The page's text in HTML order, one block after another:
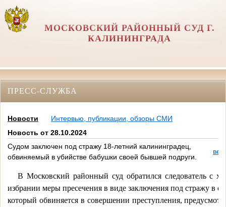
МОСКОВСКИЙ РАЙОННЫЙ СУД Г.
КАЛИНИНГРАДА
ПРЕСС-СЛУЖБА
Новости
Интервью, публикации, обзоры СМИ
Новость от 28.10.2024
Судом заключен под стражу 18-летний калининградец,
обвиняемый в убийстве бабушки своей бывшей подруги.
В Московский районный суд обратился следователь с
избрании меры пресечения в виде заключения под стражу в
который обвиняется в совершении преступления,